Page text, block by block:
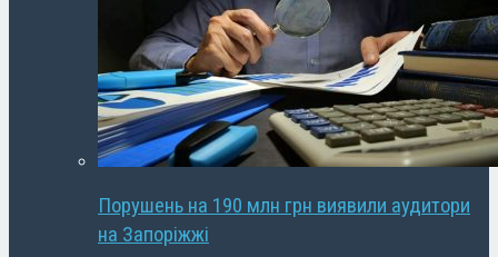
Порушень на 190 млн грн виявили аудитори
на Запоріжжі